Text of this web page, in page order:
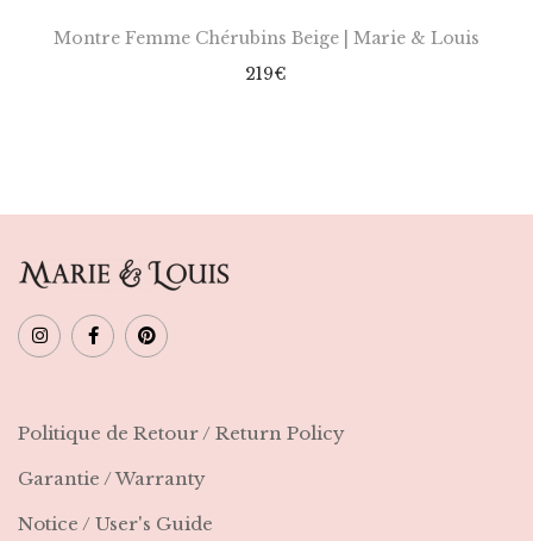
Montre Femme Chérubins Beige | Marie & Louis
219€
Politique de Retour / Return Policy
Garantie / Warranty
Notice / User's Guide